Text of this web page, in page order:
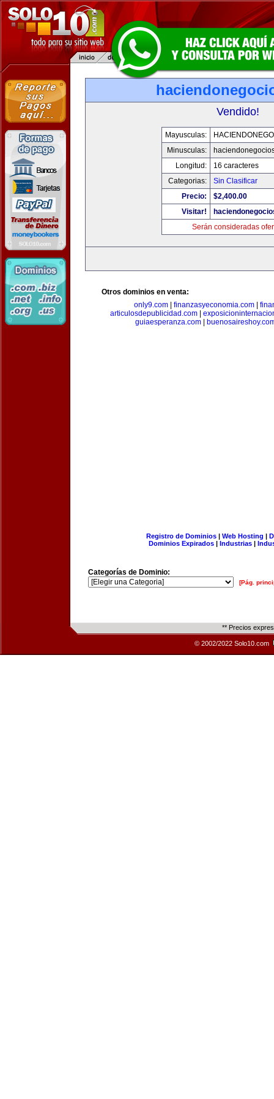
Vendido!
Mayusculas:
Minusculas:
Longitud:
16 caracteres
Categorias:
Sin Clasificar
Precio:
$2,400.00
Visitar!
Serán consideradas
Otros dominios en venta:
only9.com
finanzasyeconomia.com
articulosdepublicidad.com|
guiaesperanza.com
Registro de Dominios| Web Hosting |
Dominios Expirados | Industrias |
Categorías de Dominio:
[Pág.
** Precios
© 2002/2022 Solo10.com